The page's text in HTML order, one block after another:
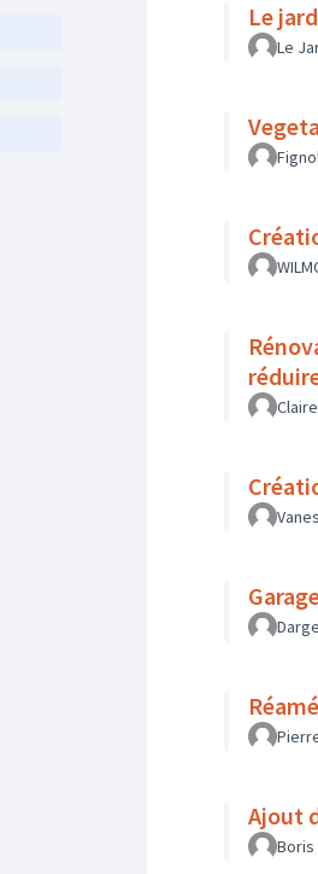
Le
Le
Ajout
Boris